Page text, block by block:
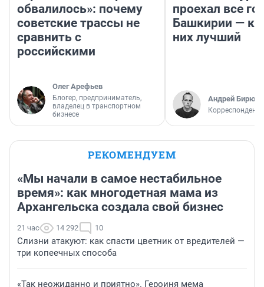
обвалилось»: почему
советские трассы не
сравнить с
российскими
Олег Арефьев
Блогер, предприниматель,
владелец в транспортном
бизнесе
проехал все
Башкирии —
них лучший
Андрей
Корреспондент
РЕКОМЕНДУЕМ
«Мы начали в самое нестабильное
время»: как многодетная мама из
Архангельска создала свой бизнес
21 час 14 292 10
Слизни атакуют: как спасти цветник от вредителей —
три копеечных способа
«Так неожиданно и приятно». Героиня мема